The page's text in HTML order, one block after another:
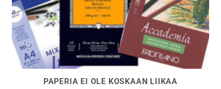
PAPERIA EI OLE KOSKAAN LIIKAA